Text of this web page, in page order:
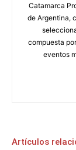
Catamarca
de Argentina,
compuesta
eventos
Artículos